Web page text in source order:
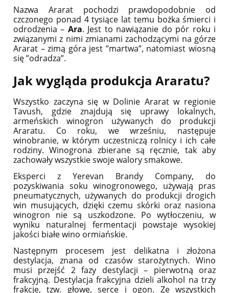
Nazwa Ararat pochodzi prawdopodobnie od
czczonego ponad 4 tysiące lat temu bożka śmierci i
odrodzenia – Ara. Jest to nawiązanie do pór roku i
związanymi z nimi zmianami zachodzącymi na górze
Ararat – zimą góra jest ”martwa”, natomiast wiosną
się ”odradza”.
Jak wygląda produkcja Araratu?
Wszystko zaczyna się w Dolinie Ararat w regionie
Tavush, gdzie znajdują się uprawy lokalnych,
armeńskich winogron używanych do produkcji
Araratu. Co roku, we wrześniu, następuje
winobranie, w którym uczestniczą rolnicy i ich całe
rodziny. Winogrona zbierane są ręcznie, tak aby
zachowały wszystkie swoje walory smakowe.
Eksperci z Yerevan Brandy Company, do
pozyskiwania soku winogronowego, używają pras
pneumatycznych, używanych do produkcji drogich
win musujących, dzięki czemu skórki oraz nasiona
winogron nie są uszkodzone. Po wytłoczeniu, w
wyniku naturalnej fermentacji powstaje wysokiej
jakości białe wino ormiańskie.
Następnym procesem jest delikatna i złożona
destylacja, znana od czasów starożytnych. Wino
musi przejść 2 fazy destylacji – pierwotną oraz
frakcyjną. Destylacja frakcyjna dzieli alkohol na trzy
frakcje, tzw. głowę, serce i ogon. Ze wszystkich